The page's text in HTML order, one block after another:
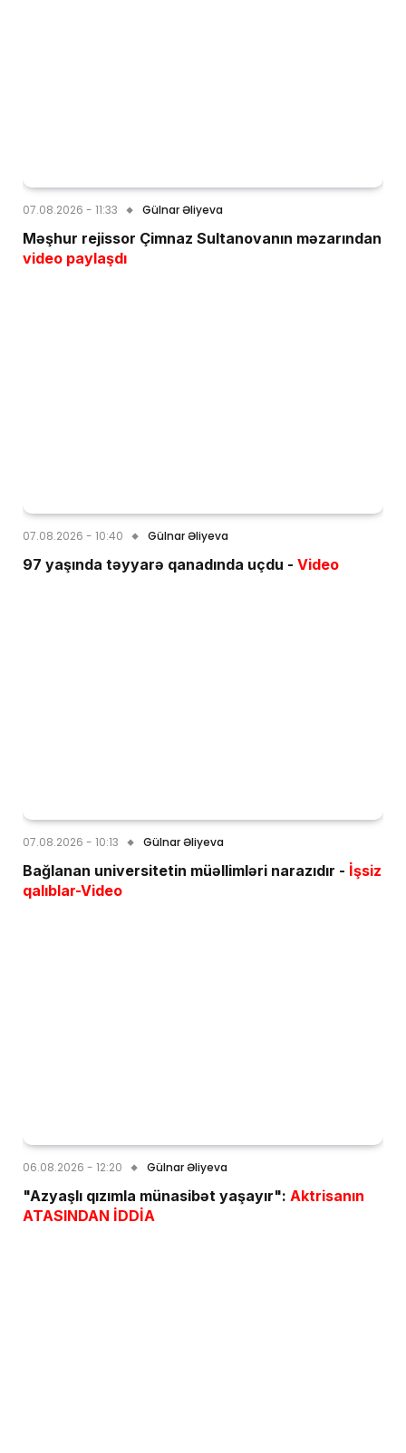
07.08.2026 - 11:33 Gülnar Əliyeva
Məşhur rejissor Çimnaz Sultanovanın məzarından
video paylaşdı
07.08.2026 - 10:40 Gülnar Əliyeva
97 yaşında təyyarə qanadında uçdu - Video
07.08.2026 - 10:13 Gülnar Əliyeva
Bağlanan universitetin müəllimləri narazıdır - İşsiz
qalıblar-Video
06.08.2026 - 12:20 Gülnar Əliyeva
"Azyaşlı qızımla münasibət yaşayır": Aktrisanın
ATASINDAN İDDİA